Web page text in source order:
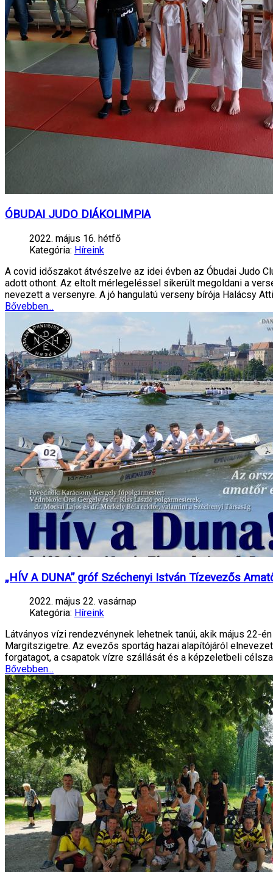
ÓBUDAI JUDO DIÁKOLIMPIA
2022. május 16. hétfő
Kategória: Híreink
A covid időszakot átvészelve az idei évben az Óbudai Judo
adott othont. Az eltolt mérlegeléssel sikerült megoldani a
nevezett a versenyre. A jó hangulatú verseny bírója Halácsy
Bővebben...
„HÍV A DUNA” gróf Széchenyi István Tízevezős
2022. május 22. vasárnap
Kategória: Híreink
Látványos vízi rendezvénynek lehetnek tanúi, akik május 22-
Margitszigetre. Az evezős sportág hazai alapítójáról
forgatagot, a csapatok vízre szállását és a képzeletbeli
Bővebben...